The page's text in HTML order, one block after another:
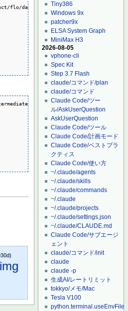
flo/data
system.img out/target/product/
Tiny386
Windows 9x
patcher9x
ELSA System Graph
MiniMax H3
2026-08-05
vphone-cli
Spec Kit
Step 3.7 Flash
claude/コマンド/plan
claude/コマンド
Claude Code/ツー
ル/AskUserQuestion
AskUserQuestion
Claude Code/ツール
Claude Code/計画モード
Claude Code/ベストプラ
クティス
Claude Code/使い方
~/.claude/agents
~/.claude/skills
~/.claude/commands
~/.claude
~/.claude/projects
~/.claude/settings.json
~/.claude/CLAUDE.md
Claude Code/サブエージ
ェント
claude/コマンド/init
claude
claude -p
生成AI/レートリミット
tokkyo/メモ/Mac
Tesla V100
python.terminal.useEnvFile